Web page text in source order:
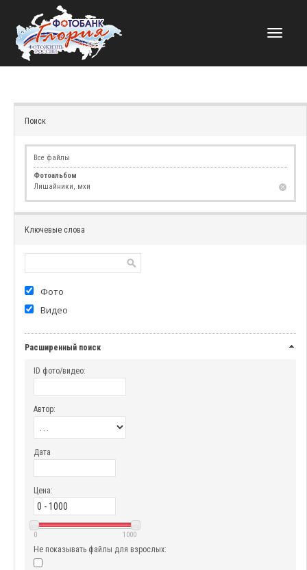
НАВИГАЦИЯ
Поиск
Все файлы
Фотоальбом
Лишайники, мхи
Ключевые слова
Фото
Видео
Расширенный поиск
ID фото/видео:
Автор:
Дата
Цена:
0 1000
Не показывать файлы для взрослых: